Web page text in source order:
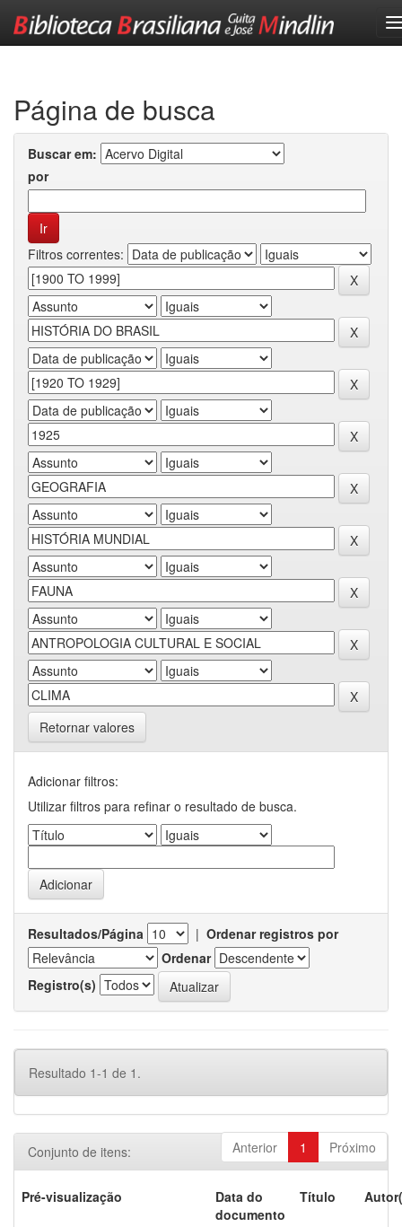
Página de busca
Buscar em:
por
Filtros correntes:
Retornar valores
Adicionar filtros:
Utilizar filtros para refinar o resultado de busca.
Resultados/Página | Ordenar registros por
Ordenar
Registro(s)
Resultado 1-1 de 1.
Anterior 1 Próximo
Conjunto de itens:
Pré-visualização
Data do
documento
Título